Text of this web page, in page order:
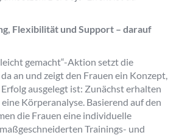
Flexibilität und Support – darauf
gemacht“-Aktion setzt die
an und zeigt den Frauen ein Konzept,
ausgelegt ist: Zunächst erhalten
Körperanalyse. Basierend auf den
die Frauen eine individuelle
Trainings- und